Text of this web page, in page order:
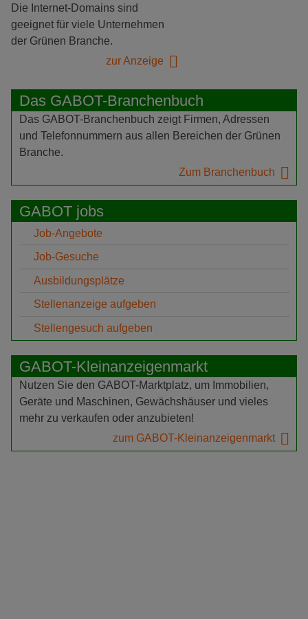
Die Internet-Domains sind
geeignet für viele Unternehmen
der Grünen Branche.
zur Anzeige
Das GABOT-Branchenbuch
Das GABOT-Branchenbuch zeigt Firmen, Adressen
und Telefonnummern aus allen Bereichen der Grünen
Branche.
Zum Branchenbuch
GABOT jobs
Job-Angebote
Job-Gesuche
Ausbildungsplätze
Stellenanzeige aufgeben
Stellengesuch aufgeben
GABOT-Kleinanzeigenmarkt
Nutzen Sie den GABOT-Marktplatz, um Immobilien,
Geräte und Maschinen, Gewächshäuser und vieles
mehr zu verkaufen oder anzubieten!
zum GABOT-Kleinanzeigenmarkt